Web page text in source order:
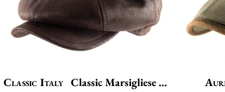
Classic Italy Classic Marsigliese Vegan